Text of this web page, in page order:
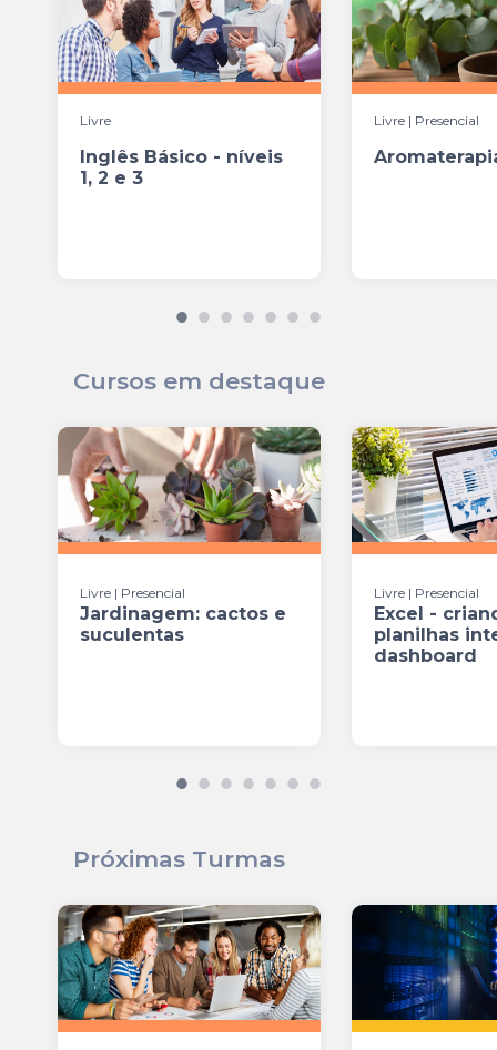
Livre
Inglês Básico - níveis
1, 2 e 3
Livre | Presencial
Cursos em destaque
Livre | Presencial
Jardinagem: cactos e
suculentas
Livre | Presencial
Excel -
planilhas
dashboard
Próximas Turmas